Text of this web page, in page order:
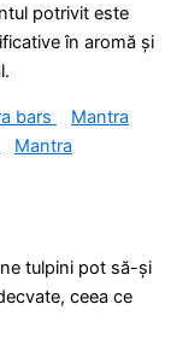
potrivit este
în aromă și
bars
Mantra
Mantra
tulpini pot să-și
ceea ce